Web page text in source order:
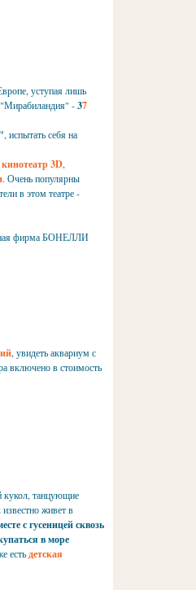
уступая лишь
"Мирабиландия" -37
, испытать себя на
3D,
. Очень популярны
в этом театре -
фирма БОНЕЛЛИ
, увидеть аквариум с
включено в стоимость
кукол, танцующие
живет в
с гусеницей сквозь
в море
естьдетская